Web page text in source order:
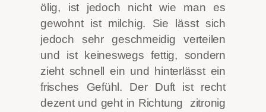
ölig, ist jedoch nicht wie man es
gewohnt ist milchig. Sie lässt sich
jedoch sehr geschmeidig verteilen
und ist keineswegs fettig, sondern
zieht schnell ein und hinterlässt ein
frisches Gefühl. Der Duft ist recht
dezent und geht in Richtung zitronig